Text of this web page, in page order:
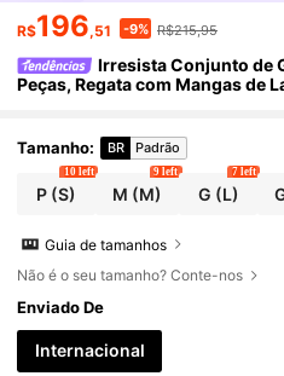
R$196,51 -9% R$215,95
Irresista Conjunto de
Peças, Regata com Mangas de
Tamanho: BR Padrão
P (S)
10 left
M (M)
9 left
G (L)
7 left
Guia de tamanhos
Não é o seu tamanho? Conte-nos
Enviado De
Internacional